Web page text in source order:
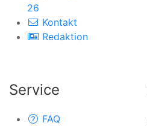
26
Kontakt
Redaktion
Service
FAQ